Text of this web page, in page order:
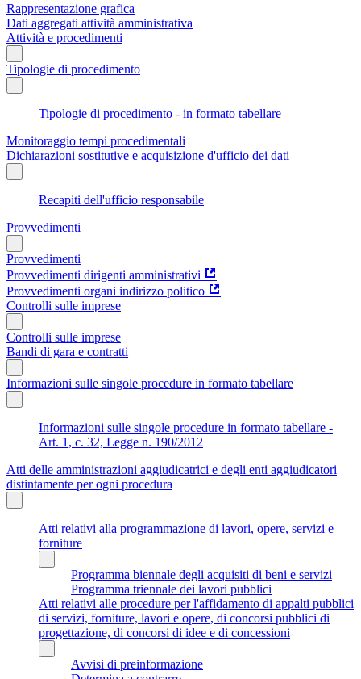
Rappresentazione grafica
Dati aggregati attività amministrativa
Attività e procedimenti
Tipologie di procedimento
Tipologie di procedimento - in formato tabellare
Monitoraggio tempi procedimentali
Dichiarazioni sostitutive e acquisizione d'ufficio dei dati
Recapiti dell'ufficio responsabile
Provvedimenti
Provvedimenti
Provvedimenti dirigenti amministrativi
Provvedimenti organi indirizzo politico
Controlli sulle imprese
Controlli sulle imprese
Bandi di gara e contratti
Informazioni sulle singole procedure in formato tabellare
Informazioni sulle singole procedure in formato tabellare -
Art. 1, c. 32, Legge n. 190/2012
Atti delle amministrazioni aggiudicatrici e degli enti aggiudicatori
distintamente per ogni procedura
Atti relativi alla programmazione di lavori, opere, servizi e
forniture
Programma biennale degli acquisiti di beni e servizi
Programma triennale dei lavori pubblici
Atti relativi alle procedure per l'affidamento di appalti pubblici
di servizi, forniture, lavori e opere, di concorsi pubblici di
progettazione, di concorsi di idee e di concessioni
Avvisi di preinformazione